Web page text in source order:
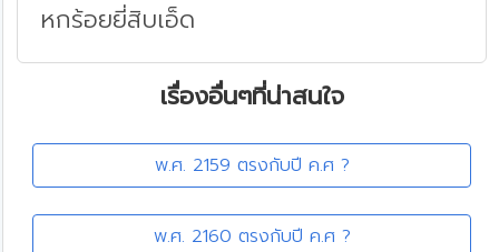
หกร้อยยี่สิบเอ็ด
เรื่องอื่นๆที่น่าสนใจ
พ.ศ. 2159 ตรงกับปี ค.ศ ?
พ.ศ. 2160 ตรงกับปี ค.ศ ?